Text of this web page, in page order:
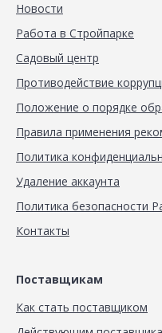
Новости
Работа в Стройпарке
Садовый центр
Противодействие
Положение о порядке
Правила применения
Политика
Удаление аккаунта
Политика безопасности
Контакты
Поставщикам
Как стать поставщиком